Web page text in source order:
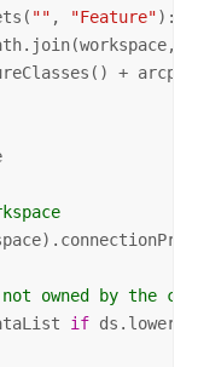
"" , "Feature"):
+
owned by the
if